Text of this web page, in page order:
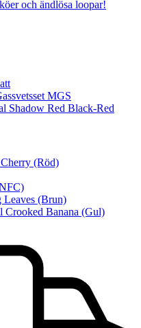
och ändlösa loopar!
MGS
Shadow Red Black-Red
(Röd)
(Brun)
Banana (Gul)